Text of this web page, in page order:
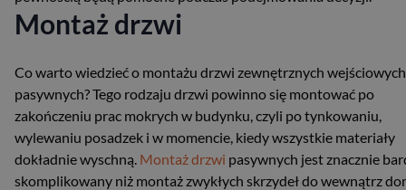
Montaż drzwi
Co warto wiedzieć o montażu drzwi zewnętrznych wejściowych
pasywnych? Tego rodzaju drzwi powinno się montować po
zakończeniu prac mokrych w budynku, czyli po tynkowaniu,
wylewaniu posadzek i w momencie, kiedy wszystkie materiały
dokładnie wyschną. Montaż drzwi pasywnych jest znacznie
skomplikowany niż montaż zwykłych skrzydeł do wewnątrz